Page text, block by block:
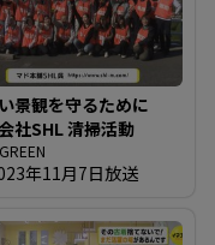
景観を守るために
社SHL 清掃活動
年11月7日放送